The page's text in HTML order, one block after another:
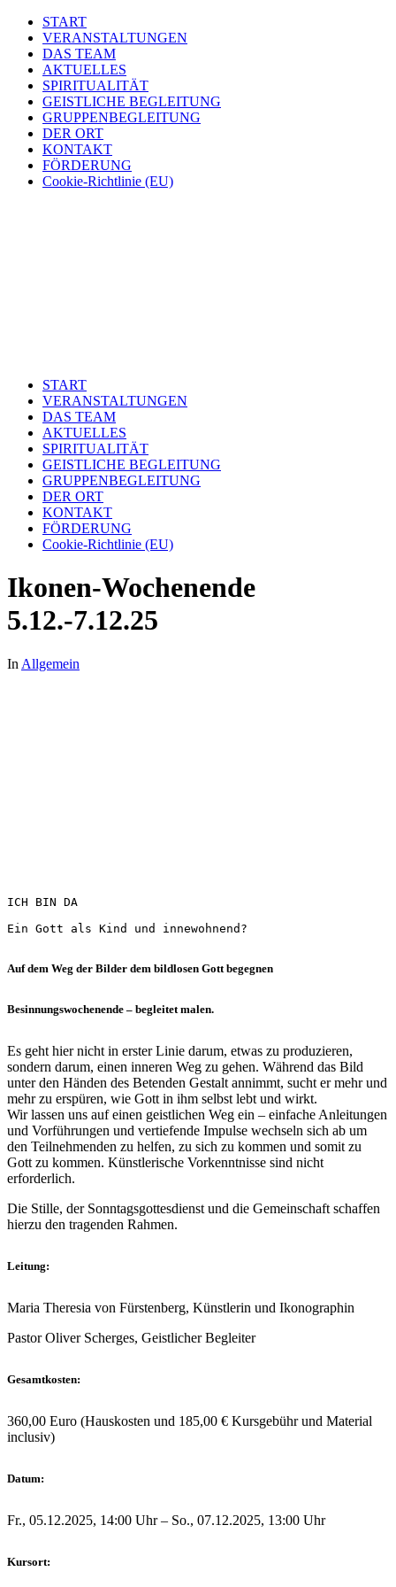
START
VERANSTALTUNGEN
DAS TEAM
AKTUELLES
SPIRITUALITÄT
GEISTLICHE BEGLEITUNG
GRUPPENBEGLEITUNG
DER ORT
KONTAKT
FÖRDERUNG
Cookie-Richtlinie (EU)
START
VERANSTALTUNGEN
DAS TEAM
AKTUELLES
SPIRITUALITÄT
GEISTLICHE BEGLEITUNG
GRUPPENBEGLEITUNG
DER ORT
KONTAKT
FÖRDERUNG
Cookie-Richtlinie (EU)
Ikonen-Wochenende
5.12.-7.12.25
In Allgemein
ICH BIN DA
Ein Gott als Kind und innewohnend?
Auf dem Weg der Bilder dem bildlosen Gott begegnen
Besinnungswochenende – begleitet malen.
Es geht hier nicht in erster Linie darum, etwas zu produzieren,
sondern darum, einen inneren Weg zu gehen. Während das Bild
unter den Händen des Betenden Gestalt annimmt, sucht er mehr und
mehr zu erspüren, wie Gott in ihm selbst lebt und wirkt.
Wir lassen uns auf einen geistlichen Weg ein – einfache Anleitungen
und Vorführungen und vertiefende Impulse wechseln sich ab um
den Teilnehmenden zu helfen, zu sich zu kommen und somit zu
Gott zu kommen. Künstlerische Vorkenntnisse sind nicht
erforderlich.
Die Stille, der Sonntagsgottesdienst und die Gemeinschaft schaffen
hierzu den tragenden Rahmen.
Leitung:
Maria Theresia von Fürstenberg, Künstlerin und Ikonographin
Pastor Oliver Scherges, Geistlicher Begleiter
Gesamtkosten:
360,00 Euro (Hauskosten und 185,00 € Kursgebühr und Material
inclusiv)
Datum:
Fr., 05.12.2025, 14:00 Uhr – So., 07.12.2025, 13:00 Uhr
Kursort: